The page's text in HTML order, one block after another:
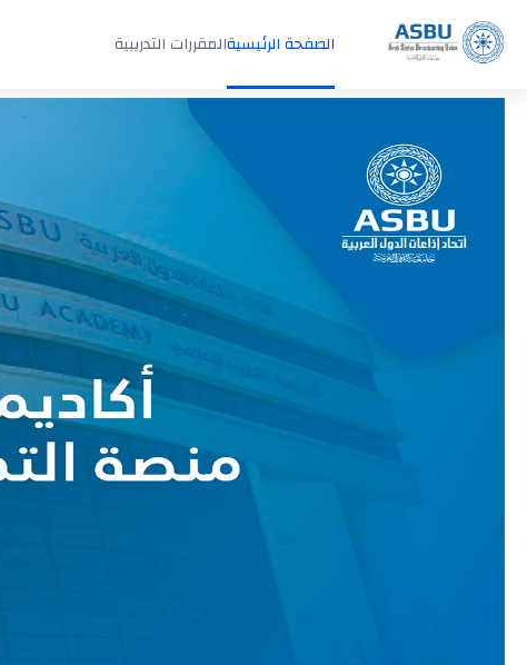
تخطى إلى المحتوى الرئيسي
الصفحة الرئيسيةالمقررات التدريبية